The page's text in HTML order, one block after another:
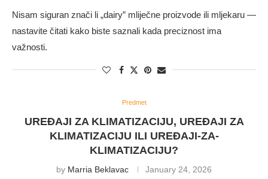
Nisam siguran znači li „dairy” mliječne proizvode ili mljekaru —
nastavite čitati kako biste saznali kada preciznost ima
važnosti.
Predmet
UREĐAJI ZA KLIMATIZACIJU, UREĐAJI ZA
KLIMATIZACIJU ILI UREĐAJI-ZA-
KLIMATIZACIJU?
by Marria Beklavac January 24, 2026